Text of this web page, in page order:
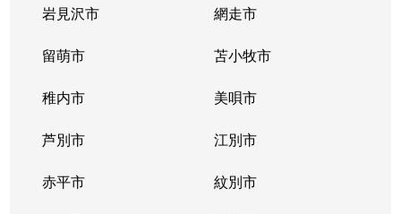
岩見沢市 網走市
留萌市 苫小牧市
稚内市 美唄市
芦別市 江別市
赤平市 紋別市